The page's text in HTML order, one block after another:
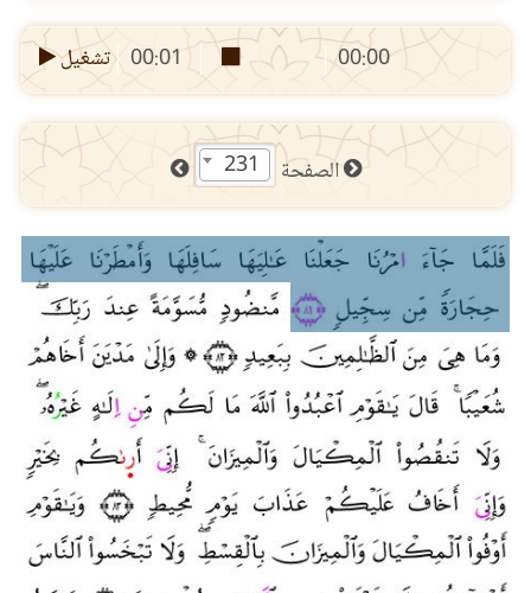
00:00
00:01 تشغيل
الصفحة 231